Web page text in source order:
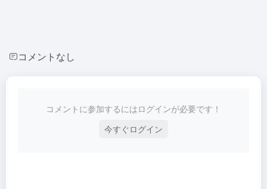
コメントなし
コメントに参加するにはログインが必要です！
今すぐログイン